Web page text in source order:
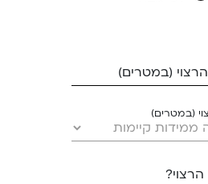
(במטרים)
(במטרים)